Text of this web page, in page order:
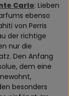
Carlo: Lieben
ebenso
von Perris
der richtige
nur die
Den Anfang
dem eine
besonders